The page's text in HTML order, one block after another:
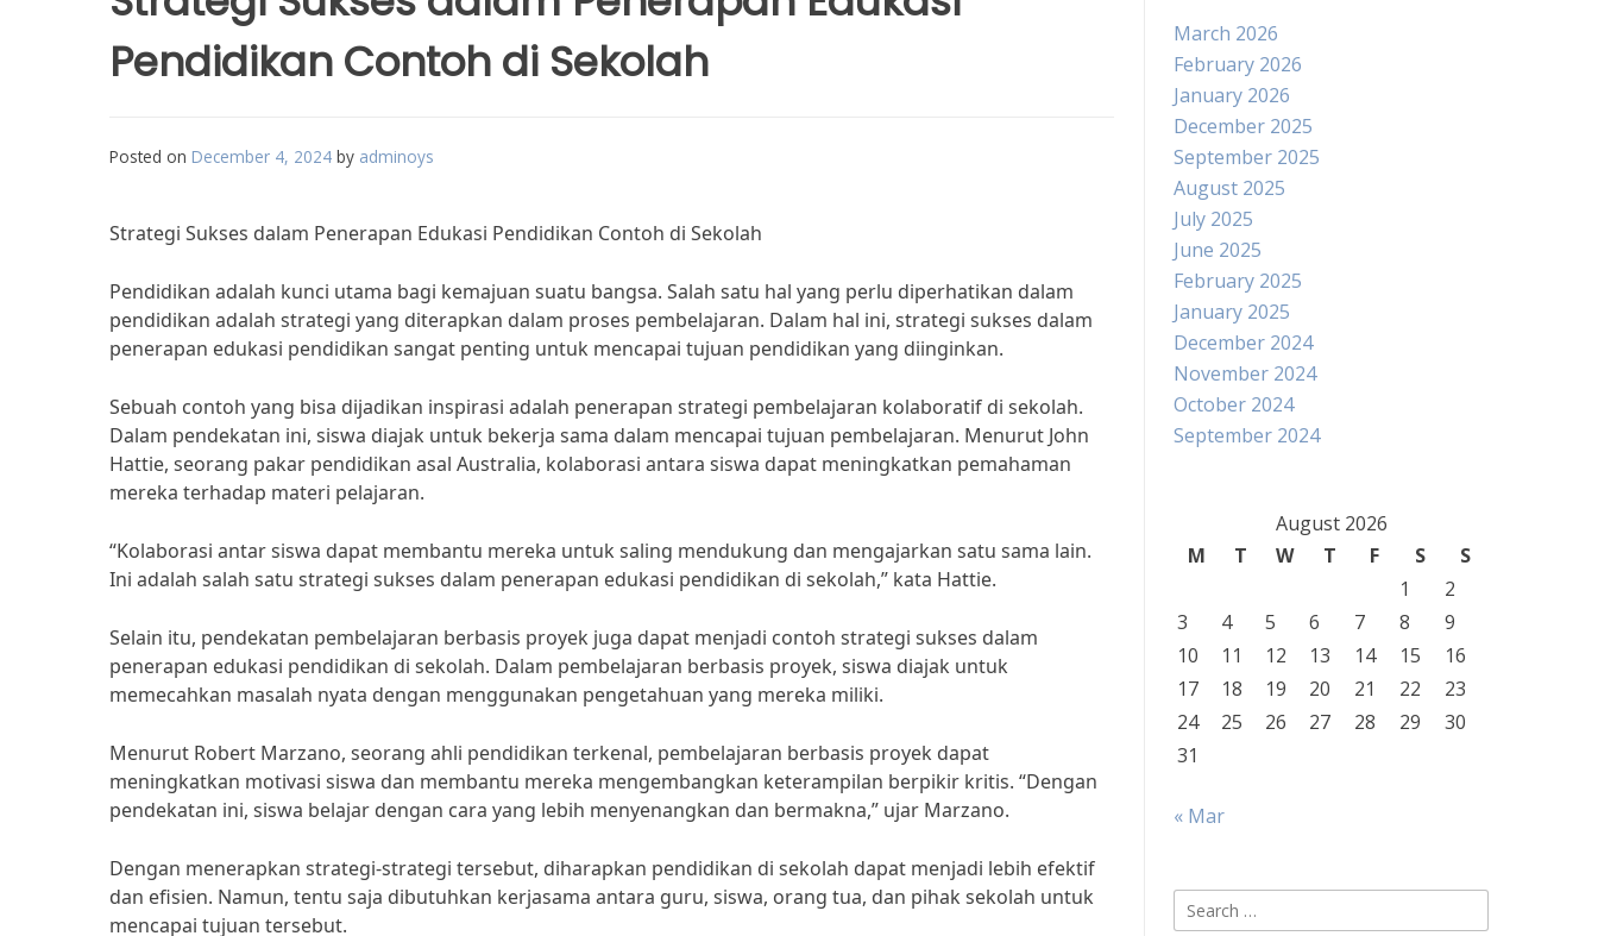
Pendidikan Contoh di Sekolah
Posted on December 4, 2024 by adminoys
Strategi Sukses dalam Penerapan Edukasi Pendidikan Contoh di Sekolah
Pendidikan adalah kunci utama bagi kemajuan suatu bangsa. Salah satu hal yang perlu diperhatikan dalam
pendidikan adalah strategi yang diterapkan dalam proses pembelajaran. Dalam hal ini, strategi sukses dalam
penerapan edukasi pendidikan sangat penting untuk mencapai tujuan pendidikan yang diinginkan.
Sebuah contoh yang bisa dijadikan inspirasi adalah penerapan strategi pembelajaran kolaboratif di sekolah.
Dalam pendekatan ini, siswa diajak untuk bekerja sama dalam mencapai tujuan pembelajaran. Menurut John
Hattie, seorang pakar pendidikan asal Australia, kolaborasi antara siswa dapat meningkatkan pemahaman
mereka terhadap materi pelajaran.
“Kolaborasi antar siswa dapat membantu mereka untuk saling mendukung dan mengajarkan satu sama lain.
Ini adalah salah satu strategi sukses dalam penerapan edukasi pendidikan di sekolah,” kata Hattie.
Selain itu, pendekatan pembelajaran berbasis proyek juga dapat menjadi contoh strategi sukses dalam
penerapan edukasi pendidikan di sekolah. Dalam pembelajaran berbasis proyek, siswa diajak untuk
memecahkan masalah nyata dengan menggunakan pengetahuan yang mereka miliki.
Menurut Robert Marzano, seorang ahli pendidikan terkenal, pembelajaran berbasis proyek dapat
meningkatkan motivasi siswa dan membantu mereka mengembangkan keterampilan berpikir kritis. “Dengan
pendekatan ini, siswa belajar dengan cara yang lebih menyenangkan dan bermakna,” ujar Marzano.
Dengan menerapkan strategi-strategi tersebut, diharapkan pendidikan di sekolah dapat menjadi lebih efektif
dan efisien. Namun, tentu saja dibutuhkan kerjasama antara guru, siswa, orang tua, dan pihak sekolah untuk
mencapai tujuan tersebut.
March 2026
February 2026
January 2026
December 2025
September 2025
August 2025
July 2025
June 2025
February 2025
January 2025
December 2024
November 2024
October 2024
September 2024
August 2026
M
T W T F S
S
1
2
3
4 5 6 7 8
9
10
11 12 13 14 15
16
17
18 19 20 21 22
23
24
25 26 27 28 29
30
31
« Mar
Search